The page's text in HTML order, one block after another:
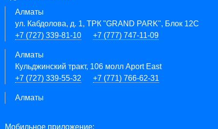
Алматы
ул. Кабдолова, д. 1, ТРК "GRAND PARK", Блок 12C
+7 (727) 339-81-10
+7 (777) 747-11-09
Алматы
Кульджинский тракт, 106 молл Aport East
+7 (727) 339-55-32
+7 (771) 766-62-31
Алматы
Мобильное приложение: